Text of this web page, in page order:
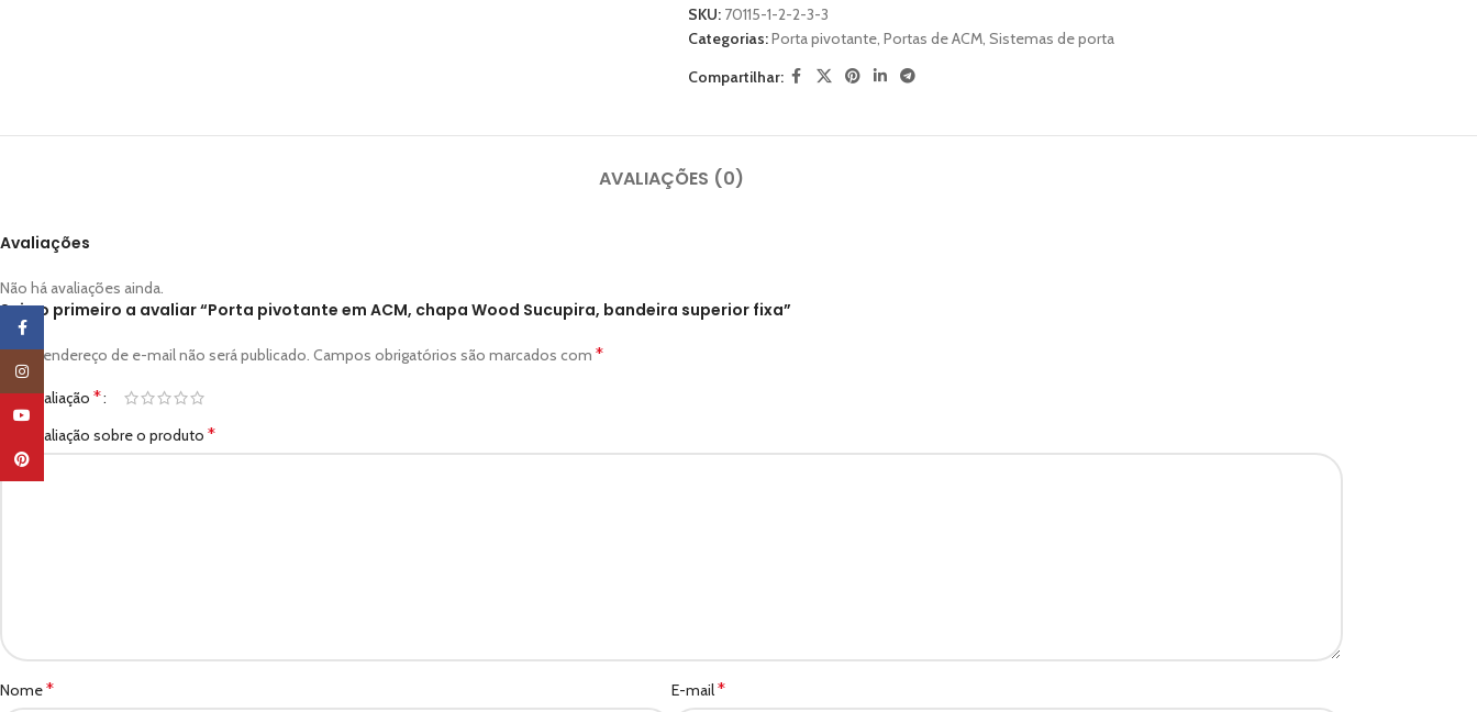
SKU: 70115-1-2-2-3-3
Categorias:Porta pivotante, Portas de ACM, Sistemas de porta
Compartilhar:
AVALIAÇÕES (0)
Avaliações
Não há avaliações ainda.
Seja o primeiro a avaliar “Porta pivotante em ACM, chapa Wood Sucupira, bandeira superior fixa”
O seu endereço de e-mail não será publicado. Campos obrigatórios são marcados com *
Sua avaliação *
Sua avaliação sobre o produto *
Nome* E-mail*
Pinterest